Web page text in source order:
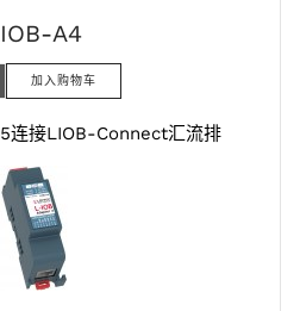
A4
连接LIOB-Connect汇流排